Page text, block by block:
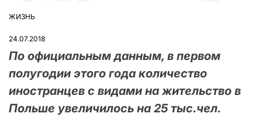
ОПУБЛІКУВАТИ
ЖИЗНЬ
24.07.2018
По официальным данным, в первом
полугодии этого года количество
иностранцев с видами на жительство в
Польше увеличилось на 25 тыс.чел.